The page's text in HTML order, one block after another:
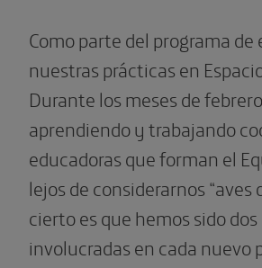
Como parte del programa
nuestras prácticas en
Durante los meses de
aprendiendo y trabajando
educadoras que forman el
lejos de considerarnos
cierto es que hemos sido
involucradas en cada nuevo